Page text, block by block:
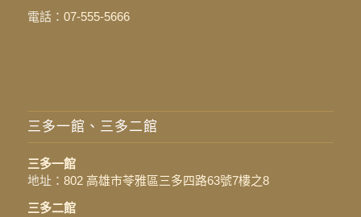
電話： 07-555-5666
三多一館、三多二館
三多一館
地址： 802 高雄市苓雅區三多四路63號7樓之8
三多二館